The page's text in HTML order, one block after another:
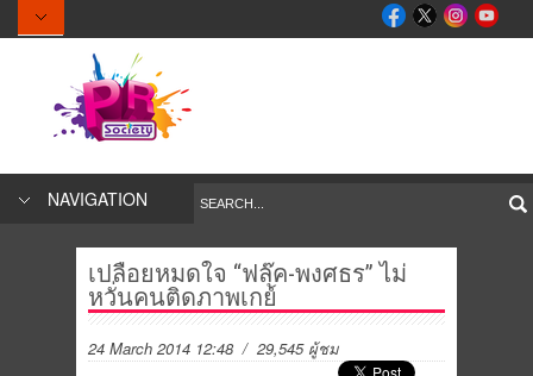
NAVIGATION
เปลือยหมดใจ “ฟลุ๊ค-พงศธร” ไม่
หวั่นคนติดภาพเกย์
24 March 2014 12:48 / 29,545 ผู้ชม